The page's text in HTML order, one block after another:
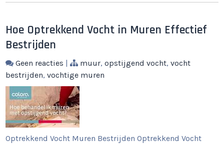
Hoe Optrekkend Vocht in Muren Effectief
Bestrijden
Geen reacties | muur,opstijgend vocht,vocht
bestrijden,vochtige muren
Optrekkend Vocht Muren Bestrijden Optrekkend Vocht